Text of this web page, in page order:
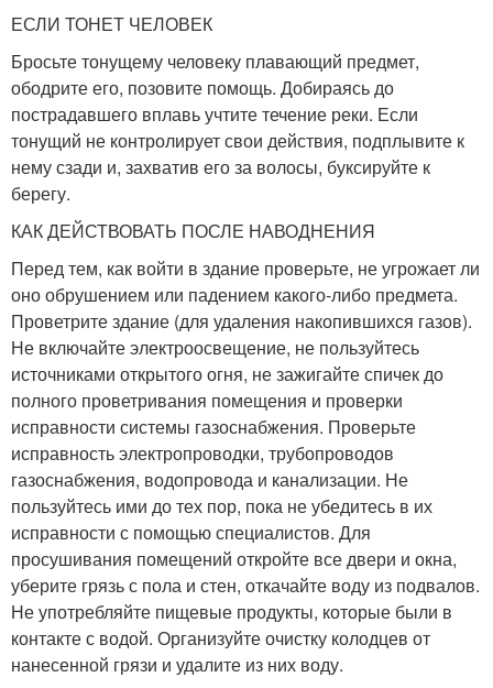
ЕСЛИ ТОНЕТ ЧЕЛОВЕК
Бросьте тонущему человеку плавающий предмет,
ободрите его, позовите помощь. Добираясь до
пострадавшего вплавь учтите течение реки. Если
тонущий не контролирует свои действия, подплывите к
нему сзади и, захватив его за волосы, буксируйте к
берегу.
КАК ДЕЙСТВОВАТЬ ПОСЛЕ НАВОДНЕНИЯ
Перед тем, как войти в здание проверьте, не угрожает ли
оно обрушением или падением какого-либо предмета.
Проветрите здание (для удаления накопившихся газов).
Не включайте электроосвещение, не пользуйтесь
источниками открытого огня, не зажигайте спичек до
полного проветривания помещения и проверки
исправности системы газоснабжения. Проверьте
исправность электропроводки, трубопроводов
газоснабжения, водопровода и канализации. Не
пользуйтесь ими до тех пор, пока не убедитесь в их
исправности с помощью специалистов. Для
просушивания помещений откройте все двери и окна,
уберите грязь с пола и стен, откачайте воду из подвалов.
Не употребляйте пищевые продукты, которые были в
контакте с водой. Организуйте очистку колодцев от
нанесенной грязи и удалите из них воду.